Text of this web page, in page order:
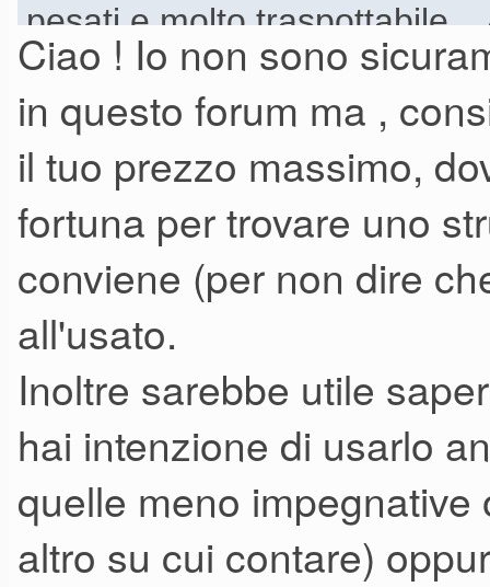
pesati e molto
massima 300 euro. Grazie
Ciao ! Io non sono
in questo forum ma ,
il tuo prezzo massimo,
fortuna per trovare uno
conviene (per non dire
all'usato.
Inoltre sarebbe utile
hai intenzione di usarlo
quelle meno
altro su cui contare)